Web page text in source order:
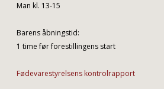
Man kl. 13-15
Barens åbningstid:
1 time før forestillingens start
Fødevarestyrelsens kontrolrapport